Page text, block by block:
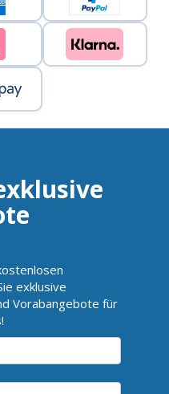
exklusive
Vorabangebote für